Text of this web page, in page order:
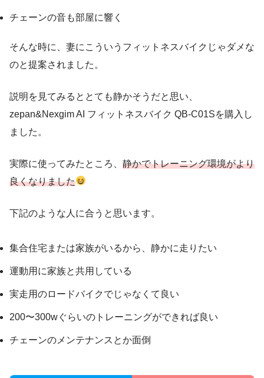
チェーンの音も部屋に響く
そんな時に、妻にこういうフィットネスバイクじゃダメな
のと提案されました。
説明を見てみるととても静かそうだと思い、
zepan&Nexgim AI フィットネスバイク QB-C01Sを購入し
ました。
実際に使ってみたところ、 静かでトレーニング環境がより
良くなりました
下記のような人に合うと思います。
集合住宅または家族がいるから、静かに走りたい
運動用に家族と共用している
実走用のロードバイクでじゃなくて良い
200〜300wぐらいのトレーニングができれば良い
チェーンのメンテナンスとか面倒